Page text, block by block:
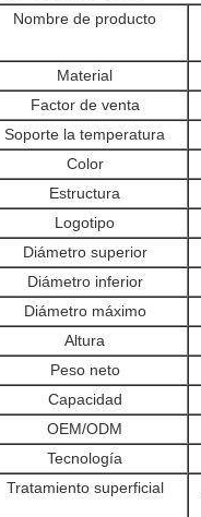
Nombre de producto
Material
Factor de venta
Soporte la temperatura
Color
Estructura
Logotipo
Diámetro superior
Diámetro inferior
Diámetro máximo
Altura
Peso neto
Capacidad
OEM/ODM
Tecnología
Tratamiento superficial